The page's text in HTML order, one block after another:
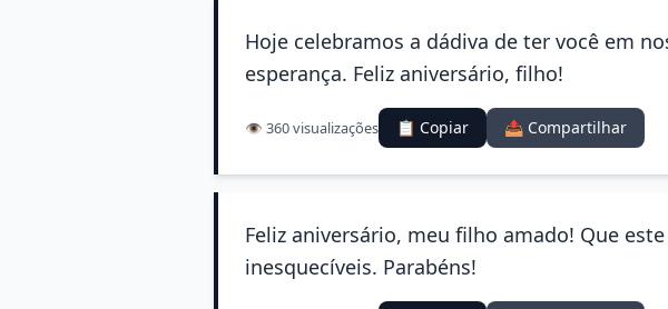
Hoje celebramos a dádiva de ter você em
esperança. Feliz aniversário, filho!
👁️ 360 visualizações 📋 Copiar 📤 Compartilhar
Feliz aniversário, meu filho amado! Que
inesquecíveis. Parabéns!